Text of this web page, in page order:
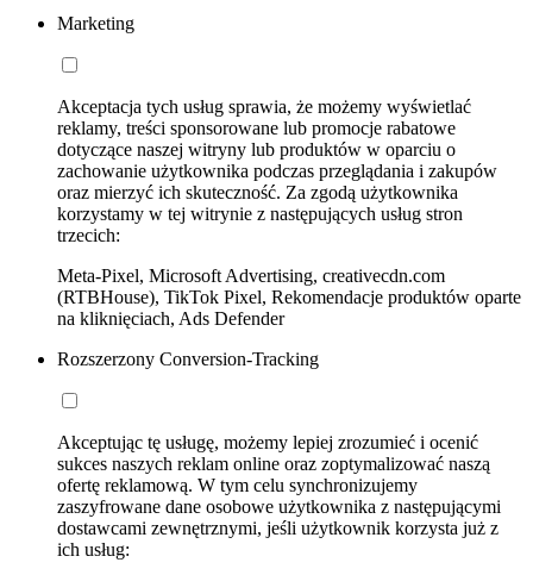
Marketing
Akceptacja tych usług sprawia, że możemy wyświetlać
reklamy, treści sponsorowane lub promocje rabatowe
dotyczące naszej witryny lub produktów w oparciu o
zachowanie użytkownika podczas przeglądania i zakupów
oraz mierzyć ich skuteczność. Za zgodą użytkownika
korzystamy w tej witrynie z następujących usług stron
trzecich:
Meta-Pixel, Microsoft Advertising, creativecdn.com
(RTBHouse), TikTok Pixel, Rekomendacje produktów oparte
na kliknięciach, Ads Defender
Rozszerzony Conversion-Tracking
Akceptując tę usługę, możemy lepiej zrozumieć i ocenić
sukces naszych reklam online oraz zoptymalizować naszą
ofertę reklamową. W tym celu synchronizujemy
zaszyfrowane dane osobowe użytkownika z następującymi
dostawcami zewnętrznymi, jeśli użytkownik korzysta już z
ich usług: